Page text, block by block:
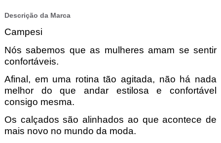
Descrição da Marca
Campesi
Nós sabemos que as mulheres amam se sentir
confortáveis.
Afinal, em uma rotina tão agitada, não há nada
melhor do que andar estilosa e confortável
consigo mesma.
Os calçados são alinhados ao que acontece de
mais novo no mundo da moda.